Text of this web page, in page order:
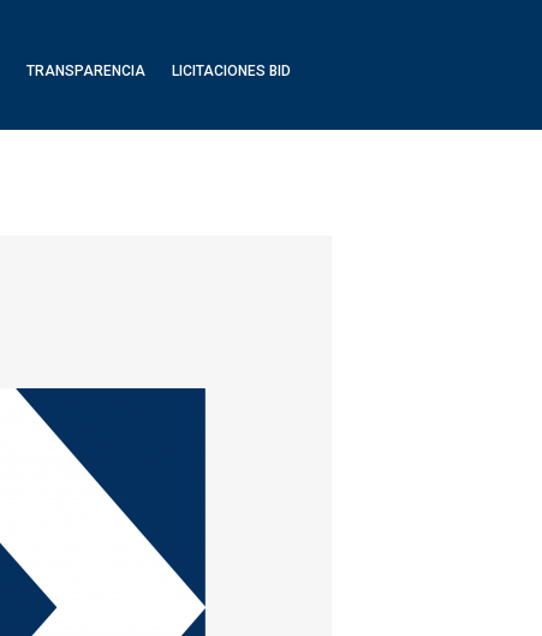
TRANSPARENCIA LICITACIONES BID